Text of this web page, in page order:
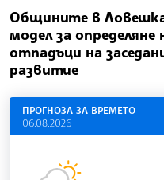
Общините в
модел за
отпадъци на
развитие
ПРОГНОЗА ЗА ВРЕМЕТО
06.08.2026